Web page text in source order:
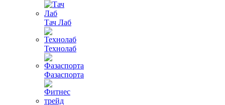
Тач Лаб
Технолаб
Фазаспорта